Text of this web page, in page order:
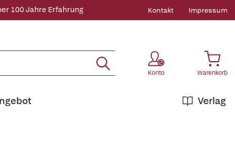
100 Jahre Erfahrung Kontakt Impressum
Konto Warenkorb
Verlag